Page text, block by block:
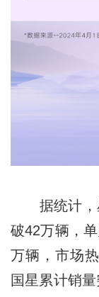
据统计，
破42万辆，
万辆，市场
国星累计销